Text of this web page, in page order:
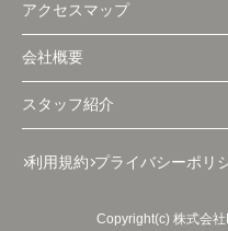
アクセスマップ
会社概要
スタッフ紹介
利用規約 プライバシーポリ
Copyright(c) 株式会